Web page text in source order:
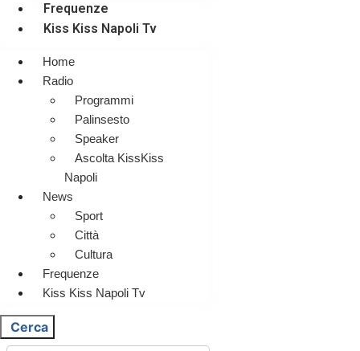
Frequenze
Kiss Kiss Napoli Tv
Home
Radio
Programmi
Palinsesto
Speaker
Ascolta KissKiss
Napoli
News
Sport
Città
Cultura
Frequenze
Kiss Kiss Napoli Tv
Cerca